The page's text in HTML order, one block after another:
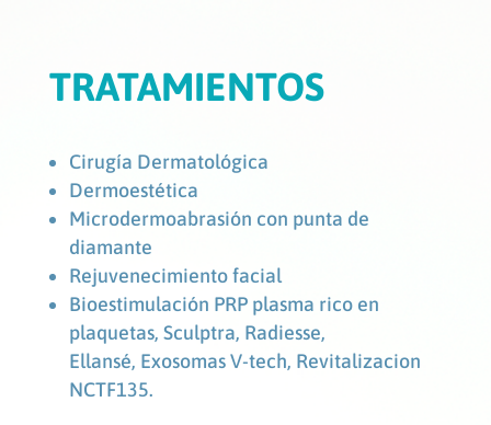
TRATAMIENTOS
Cirugía Dermatológica
Dermoestética
Microdermoabrasión con punta de
diamante
Rejuvenecimiento facial
Bioestimulación PRP plasma rico en
plaquetas, Sculptra, Radiesse,
Ellansé, Exosomas V-tech, Revitalizacion
NCTF135.